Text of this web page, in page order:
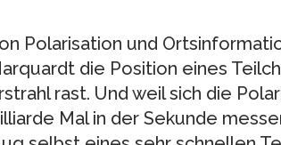
Polarisation und
die Position eines
rast. Und weil sich die
Mal in der Sekunde